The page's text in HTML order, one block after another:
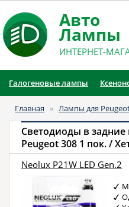
Авто
Лампы
ИНТЕРНЕТ-
Галогеновые лампы
Главная » Лампы для
Светодиоды в
Peugeot 308 1 пок. /
Neolux P21W LED Gen.2